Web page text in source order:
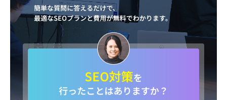
簡単な質問に答えるだけで、
最適なSEOプランと費用が無料でわかります。
SEO対策を
行ったことはありますか？